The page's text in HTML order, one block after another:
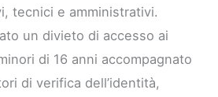
tecnici e amministrativi.
un divieto di accesso ai
di 16 anni accompagnato
di verifica dell’identità,